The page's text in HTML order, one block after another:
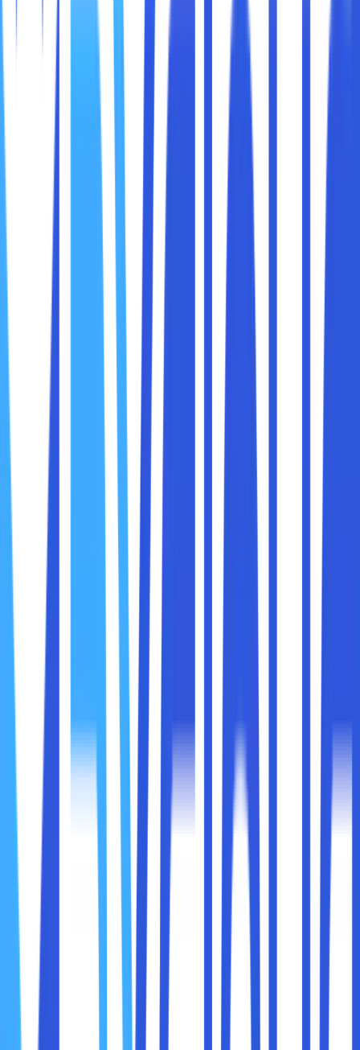
Cloud computing atau komputasi awan telah merevolusi
cara kita mengelola data, menjalankan aplikasi, dan
mengoptimalkan infrastruktur teknologi. Banyak
perusahaan yang beralih ke
skalabilitas, fleksibilitas, dan kemudahan akses. Dengan
menggunakan layanan cloud compute, pengguna dapat
menyimpan data dan menjalankan aplikasi di server yang
keuntungan, ada berbagai tantangan yang perlu dihadapi
saat mengimplementasikannya, terutama bagi perusahaan
atau individu yang baru beralih ke cloud. Tantangan ini tidak
perubahan budaya organisasi, keamanan, dan integrasi
sistem yang ada. Dalam artikel ini, kami akan membahas
tantangan utama dalam mengimplementasikan
cloud compute
dan bagaimana cara menghadapinya.
Keamanan adalah salah satu masalah utama yang sering
kali menjadi hambatan dalam mengimplementasikan cloud
compute. Menyimpan data di cloud berarti Anda
menyerahkan kontrol atas data tersebut kepada penyedia
layanan cloud. Hal ini bisa menimbulkan kekhawatiran
tentang
, atau
besar, terutama jika data yang disimpan di cloud bersifat
sensitif, seperti data pelanggan, informasi keuangan, atau
hak kekayaan intelektual. Meskipun penyedia layanan
cloud biasanya sudah memiliki langkah-langkah keamanan
yang canggih, seperti enkripsi dan autentikasi dua faktor